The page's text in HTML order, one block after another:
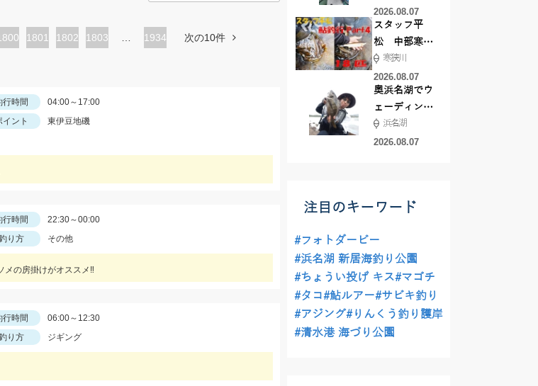
ペ
1801
ペ
1802
ペ
1803 1934 次の10件
行時間
04:00～17:00
イント
東伊豆地磯
行時間
22:30～00:00
り方 その他
メの房掛けがオススメ‼
行時間
06:00～12:30
り方 ジギング
した！
2026.08.07
スタッフ平
松 中部寒狭
川アユ釣行
part3 18匹
寒狭川
2026.08.07
奥浜名湖でウ
ェーディング
前打ち！
浜名湖
2026.08.07
注目のキーワード
#フォトダービー
#浜名湖 新居海釣り公園
#ちょうい投げ キス#マゴチ
#タコ#鮎ルアー#サビキ釣り
#アジング#りんくう釣り護岸
#清水港 海づり公園